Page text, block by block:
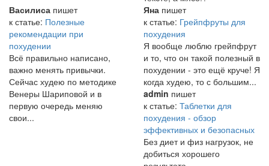
Василиса пишет
к статье: Полезные
рекомендации при
похудении
Всё правильно написано,
важно менять привычки.
Сейчас худею по методике
Венеры Шариповой и в
первую очередь меняю
свои...
Яна пишет
к статье: Грейпфруты для
похудения
Я вообще люблю грейпфрут
и то, что он такой полезный в
похудении - это ещё круче! Я
когда худею, то с большим...
admin пишет
к статье: Таблетки для
похудения - обзор
эффективных и безопасных
Без диет и физ нагрузок, не
добиться хорошего